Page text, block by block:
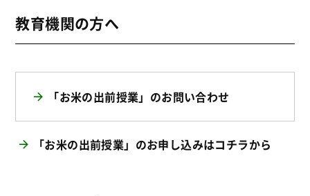
教育機関の方へ
「お米の出前授業」のお問い合わせ
「お米の出前授業」のお申し込みはコチラから